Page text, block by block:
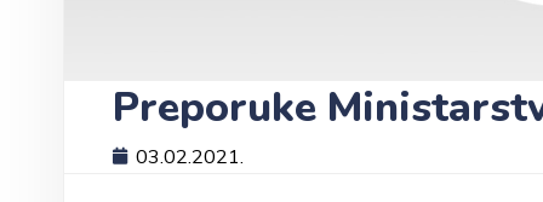
Preporuke
03.02.2021.